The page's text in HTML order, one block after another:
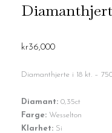
kr36,000
Diamanthjerte i 18 kt. –
Diamant: 0,35ct
Farge: Wesselton
Klarhet: Si